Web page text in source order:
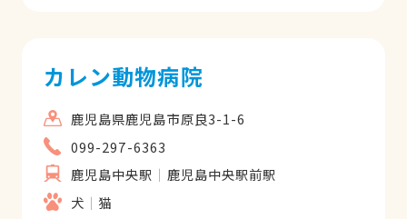
カレン動物病院
鹿児島県鹿児島市原良3-1-6
099-297-6363
鹿児島中央駅
鹿児島中央駅前駅
犬
猫